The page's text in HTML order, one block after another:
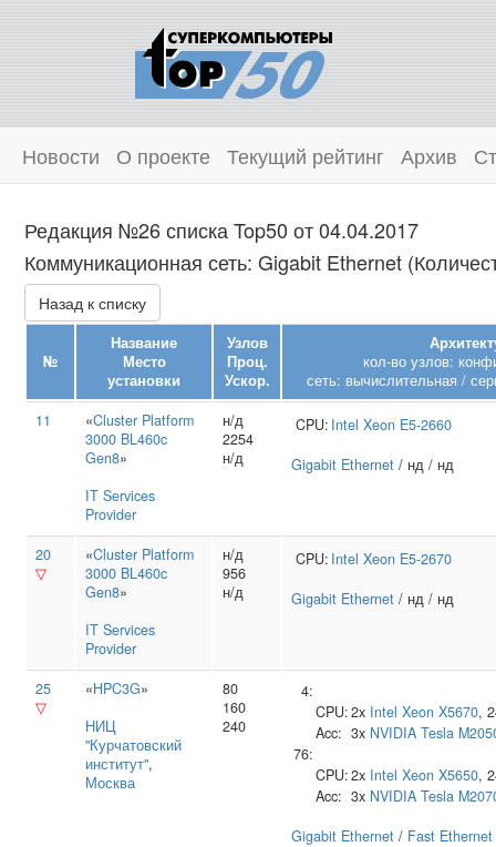
Новости О проекте Текущий рейтинг Архив
Редакция №26 списка Top50 от 04.04.2017
Коммуникационная сеть: Gigabit Ethernet
Назад к списку
№
Название
Место
установки
Узлов
Проц.
Ускор.
кол-во узлов:
сеть: вычислительная /
11
«Cluster Platform
3000 BL460c
Gen8»
IT Services
Provider
н/д
2254
н/д
CPU: Intel Xeon E5-2660
Gigabit Ethernet / нд / нд
20
▽
«Cluster Platform
3000 BL460c
Gen8»
IT Services
Provider
н/д
956
н/д
CPU: Intel Xeon E5-2670
Gigabit Ethernet / нд / нд
25
▽
«HPC3G»
НИЦ
"Курчатовский
институт",
Москва
80
160
240
4:
CPU:2x Intel Xeon X5670,
Acc: 3x NVIDIA Tesla
76:
CPU:2x Intel Xeon X5650,
Acc: 3x NVIDIA Tesla
Gigabit Ethernet / Fast Ethernet